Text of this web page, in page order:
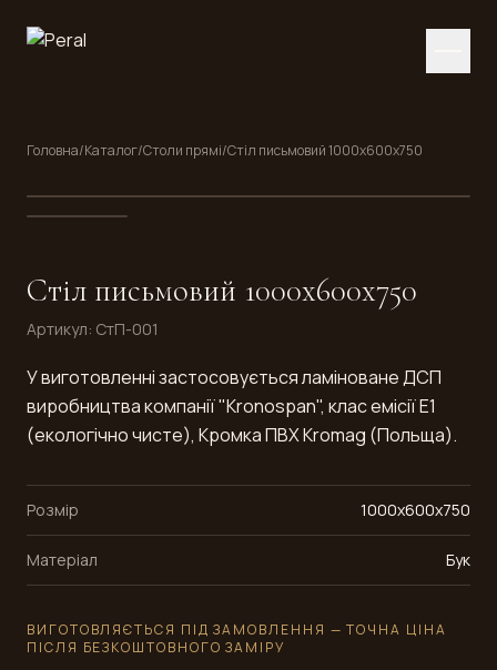
Головна/Каталог/Столи прямі/Стіл письмовий 1000x600x750
Стіл письмовий 1000x600x750
Артикул: СтП-001
У виготовленні застосовується ламіноване ДСП
виробництва компанії "Kronospan", клас емісії E1
(екологічно чисте), Кромка ПВХ Kromag (Польща).
Розмір 1000x600x750
Матеріал Бук
ВИГОТОВЛЯЄТЬСЯ ПІД ЗАМОВЛЕННЯ — ТОЧНА ЦІНА
ПІСЛЯ БЕЗКОШТОВНОГО ЗАМІРУ